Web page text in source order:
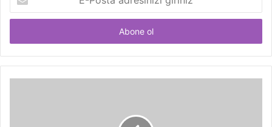
Posta
adresinizi